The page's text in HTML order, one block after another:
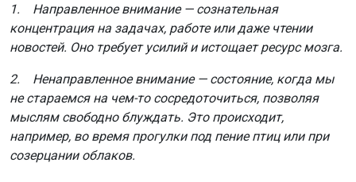
1. Направленное внимание — сознательная
концентрация на задачах, работе или даже чтении
новостей. Оно требует усилий и истощает ресурс мозга.
2. Ненаправленное внимание — состояние, когда мы
не стараемся на чем-то сосредоточиться, позволяя
мыслям свободно блуждать. Это происходит,
например, во время прогулки под пение птиц или при
созерцании облаков.